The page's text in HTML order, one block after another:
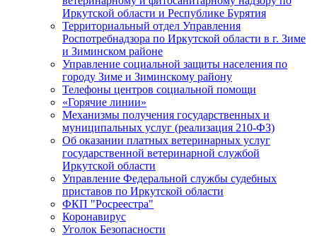
Иркутской области и Республике Бурятия
Территориальный отдел Управления
Роспотребнадзора по Иркутской области в г. Зиме
и Зиминском районе
Управление социальной защиты населения по
городу Зиме и Зиминскому району
Телефоны центров социальной помощи
«Горячие линии»
Механизмы получения государственных и
муниципальных услуг (реализация 210-ФЗ)
Об оказании платных ветеринарных услуг
государственной ветеринарной службой
Иркутской области
Управление Федеральной службы судебных
приставов по Иркутской области
ФКП "Росреестра"
Коронавирус
Уголок Безопасности